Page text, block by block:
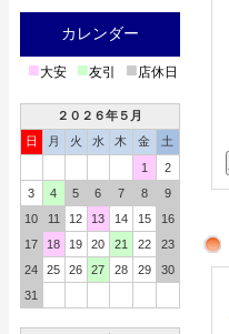
カレンダー
■大安 ■友引 ■店休日
２０２６年５月
日
月 火 水 木 金
土
1
2
3
4 5 6 7 8
9
10
11 12 13 14 15
16
17
18 19 20 21 22
23
24
25 26 27 28 29
30
31